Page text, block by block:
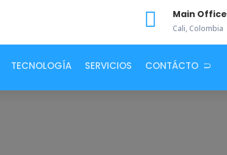
 Main Office
Cali, Colombia
TECNOLOGÍA SERVICIOS CONTÁCTO